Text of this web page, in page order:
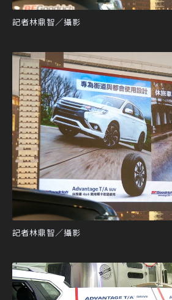
記者林鼎智／攝影
記者林鼎智／攝影